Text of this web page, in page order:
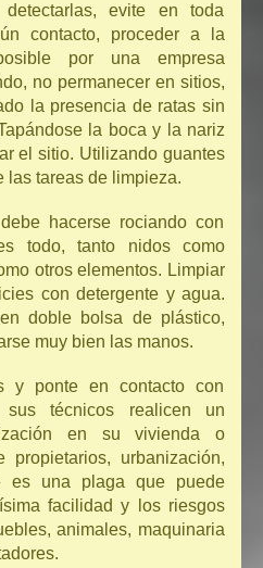
evite en toda
contacto, proceder a la
por una empresa
no permanecer en sitios,
la presencia de ratas sin
la boca y la nariz
el sitio. Utilizando guantes
las tareas de limpieza.
hacerse rociando con
todo, tanto nidos como
otros elementos. Limpiar
con detergente y agua.
doble bolsa de plástico,
muy bien las manos.
y ponte en contacto con
sus técnicos realicen un
en su vivienda o
propietarios, urbanización,
es una plaga que puede
facilidad y los riesgos
animales, maquinaria